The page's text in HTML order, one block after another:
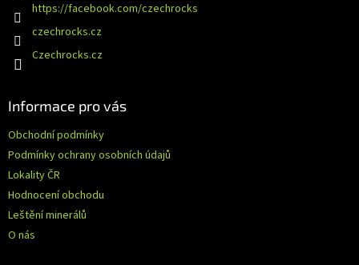
https://facebook.com/czechrocks
czechrocks.cz
Czechrocks.cz
Informace pro vás
Obchodní podmínky
Podmínky ochrany osobních údajů
Lokality ČR
Hodnocení obchodu
Leštění minerálů
O nás